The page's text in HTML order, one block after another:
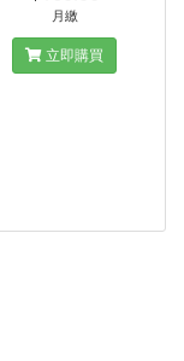
月繳
立即購買